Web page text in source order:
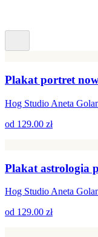
Plakat portret
Hog Studio Aneta
od 129.00 zł
Plakat astrologia
Hog Studio Aneta
od 129.00 zł